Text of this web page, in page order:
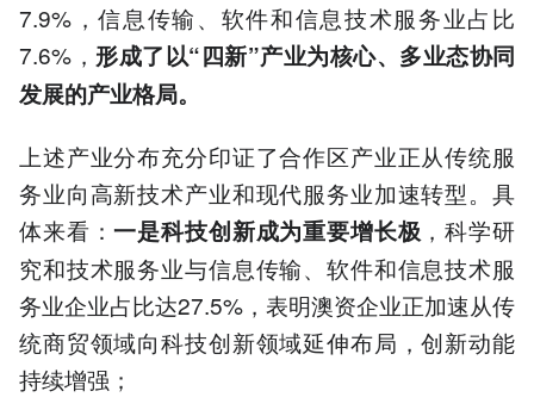
7.9%，信息传输、软件和信息技术服务业占比
7.6%， 形成了以“四新”产业为核心、多业态协同
发展的产业格局。
上述产业分布充分印证了合作区产业正从传统服
务业向高新技术产业和现代服务业加速转型。具
体来看：一是科技创新成为重要增长极 ，科学研
究和技术服务业与信息传输、软件和信息技术服
务业企业占比达27.5%，表明澳资企业正加速从传
统商贸领域向科技创新领域延伸布局，创新动能
持续增强；